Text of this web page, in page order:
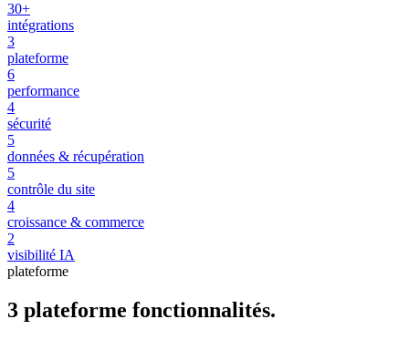
30+
intégrations
3
plateforme
6
performance
4
sécurité
5
données & récupération
5
contrôle du site
4
croissance & commerce
2
visibilité IA
plateforme
3 plateforme fonctionnalités.